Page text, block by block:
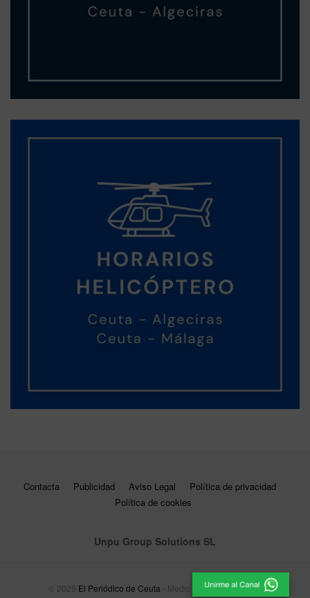
Contacta Publicidad Aviso Legal
Política de privacidad
Política de cookies
Unpu Group Solutions SL
© 2025 El Periódico de Ceuta - Medio de Comunicación